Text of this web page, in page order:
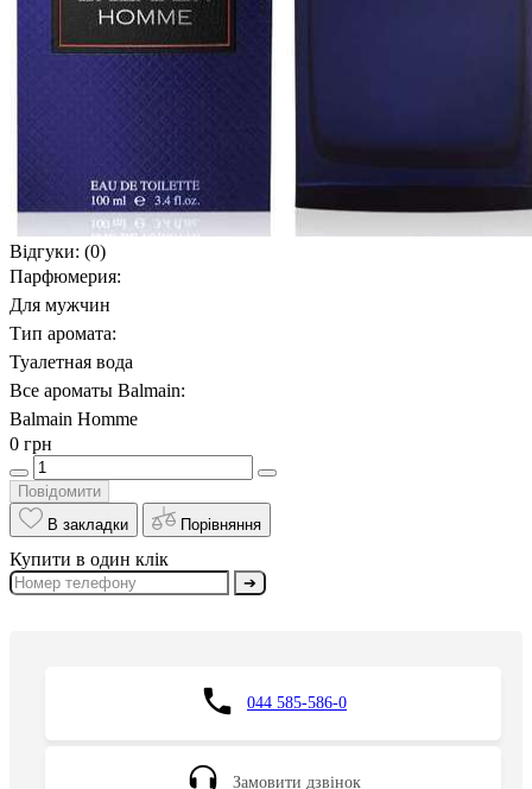
Відгуки: (0)
Парфюмерия:
Для мужчин
Тип аромата:
Туалетная вода
Все ароматы Balmain:
Balmain Homme
0 грн
Повідомити
В закладки
Порівняння
Купити в один клік
➔
044 585-586-0
Замовити дзвінок